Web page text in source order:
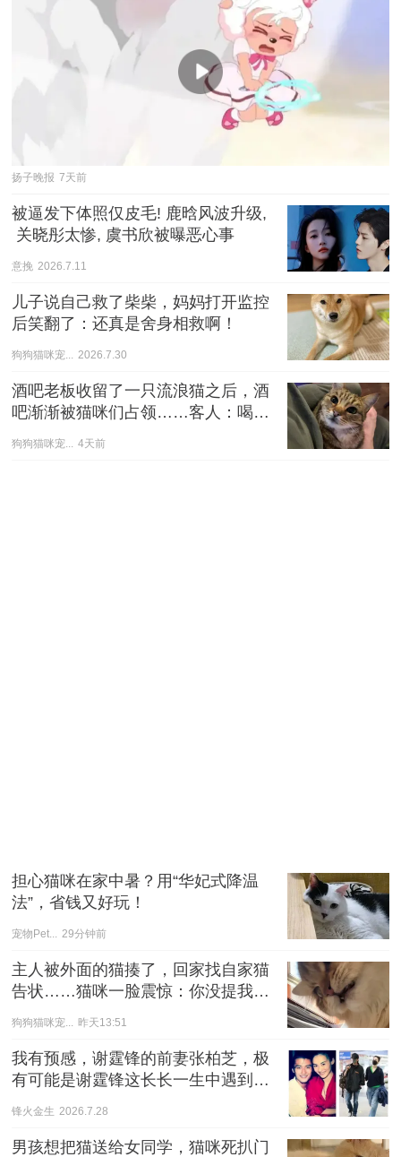
扬子晚报 7天前
被逼发下体照仅皮毛! 鹿晗风波升级,
关晓彤太惨, 虞书欣被曝恶心事
意挽 2026.7.11
儿子说自己救了柴柴，妈妈打开监控
后笑翻了：还真是舍身相救啊！
狗狗猫咪宠... 2026.7.30
酒吧老板收留了一只流浪猫之后，酒
吧渐渐被猫咪们占领……客人：喝不
喝酒不重要，先撸猫！
狗狗猫咪宠... 4天前
担心猫咪在家中暑？用“华妃式降温
法”，省钱又好玩！
宠物Pet... 29分钟前
主人被外面的猫揍了，回家找自家猫
告状……猫咪一脸震惊：你没提我名
字吗？
狗狗猫咪宠... 昨天13:51
我有预感，谢霆锋的前妻张柏芝，极
有可能是谢霆锋这长长一生中遇到
过，最爱他的女人了。
锋火金生 2026.7.28
男孩想把猫送给女同学，猫咪死扒门